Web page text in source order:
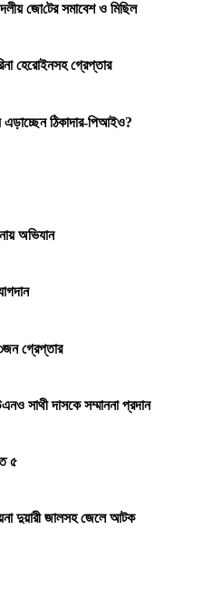
জো‌টের সমাবেশ ও মি‌ছিল
হেরোইনসহ গ্রেপ্তার
এড়াচ্ছেন ঠিকাদার-পিআইও?
অভিযান
গ্রেপ্তার
সাথী দাসকে সম্মাননা প্রদান
৫
দুয়ারী জালসহ জেলে আটক